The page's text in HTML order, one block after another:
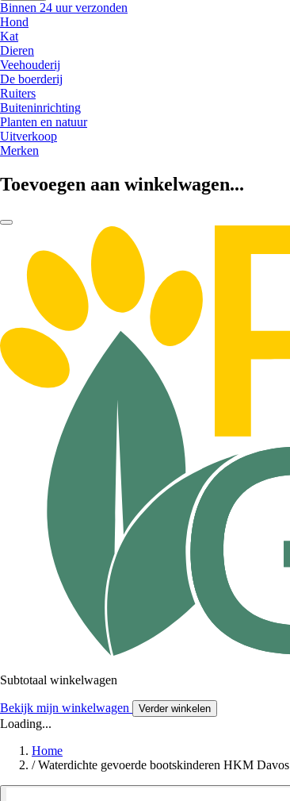
Binnen 24 uur verzonden
Hond
Kat
Dieren
Veehouderij
De boerderij
Ruiters
Buiteninrichting
Planten en natuur
Uitverkoop
Merken
Toevoegen aan winkelwagen...
Subtotaal winkelwagen
Bekijk mijn winkelwagen Verder winkelen
Loading...
Home
/ Waterdichte gevoerde bootskinderen HKM Davos